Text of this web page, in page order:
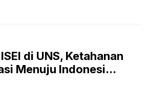
di UNS, Ketahanan
Menuju Indonesi...